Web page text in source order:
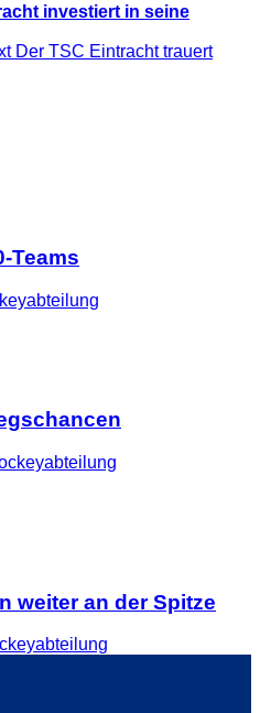
investiert in seine
Der TSC Eintracht trauert
Teams
weiter an der Spitze